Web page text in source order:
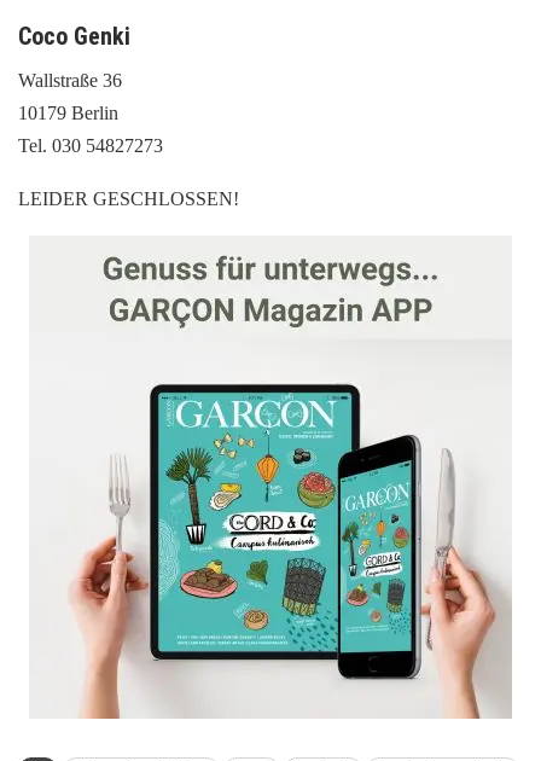
Coco Genki
Wallstraße 36
10179 Berlin
Tel. 030 54827273
LEIDER GESCHLOSSEN!